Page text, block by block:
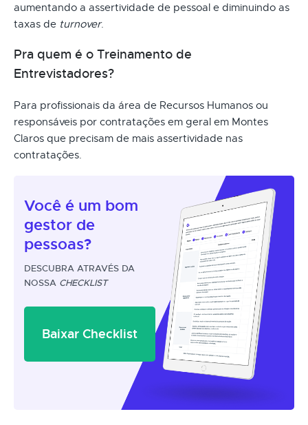
aumentando a assertividade de pessoal e diminuindo as
taxas de turnover.
Pra quem é o Treinamento de
Entrevistadores?
Para profissionais da área de Recursos Humanos ou
responsáveis por contratações em geral em Montes
Claros que precisam de mais assertividade nas
contratações.
Você é um bom
gestor de
pessoas?
DESCUBRA ATRAVÉS DA
NOSSA CHECKLIST
Baixar Checklist